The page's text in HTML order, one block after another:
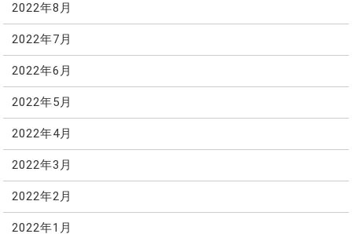
2022年8月
2022年7月
2022年6月
2022年5月
2022年4月
2022年3月
2022年2月
2022年1月